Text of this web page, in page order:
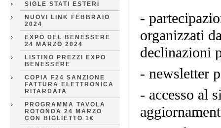
SIGLE STATI ESTERI
NUOVI LINK FEBBRAIO
2024
EXPO DEL BENESSERE
24 MARZO 2024
LISTINO PREZZI EXPO
BENESSERE
COPIA F24 SANZIONE
FATTURA ELETTRONICA
RITARDATA
PROGRAMMA TAVOLA
ROTONDA 24 MARZO
CON BIGLIETTO 1€
-
organizzati
declinazioni
- newsletter
- accesso al